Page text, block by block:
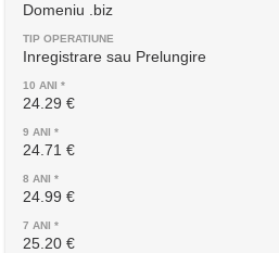
Domeniu .biz
Inregistrare sau Prelungire
24.29 €
24.71 €
24.99 €
25.20 €